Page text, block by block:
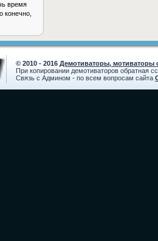
время
конечно,
© 2010 - 2016 Демотиваторы, мотиваторы
При копировании демотиваторов обратная
Связь с Админом - по всем вопросам сайта